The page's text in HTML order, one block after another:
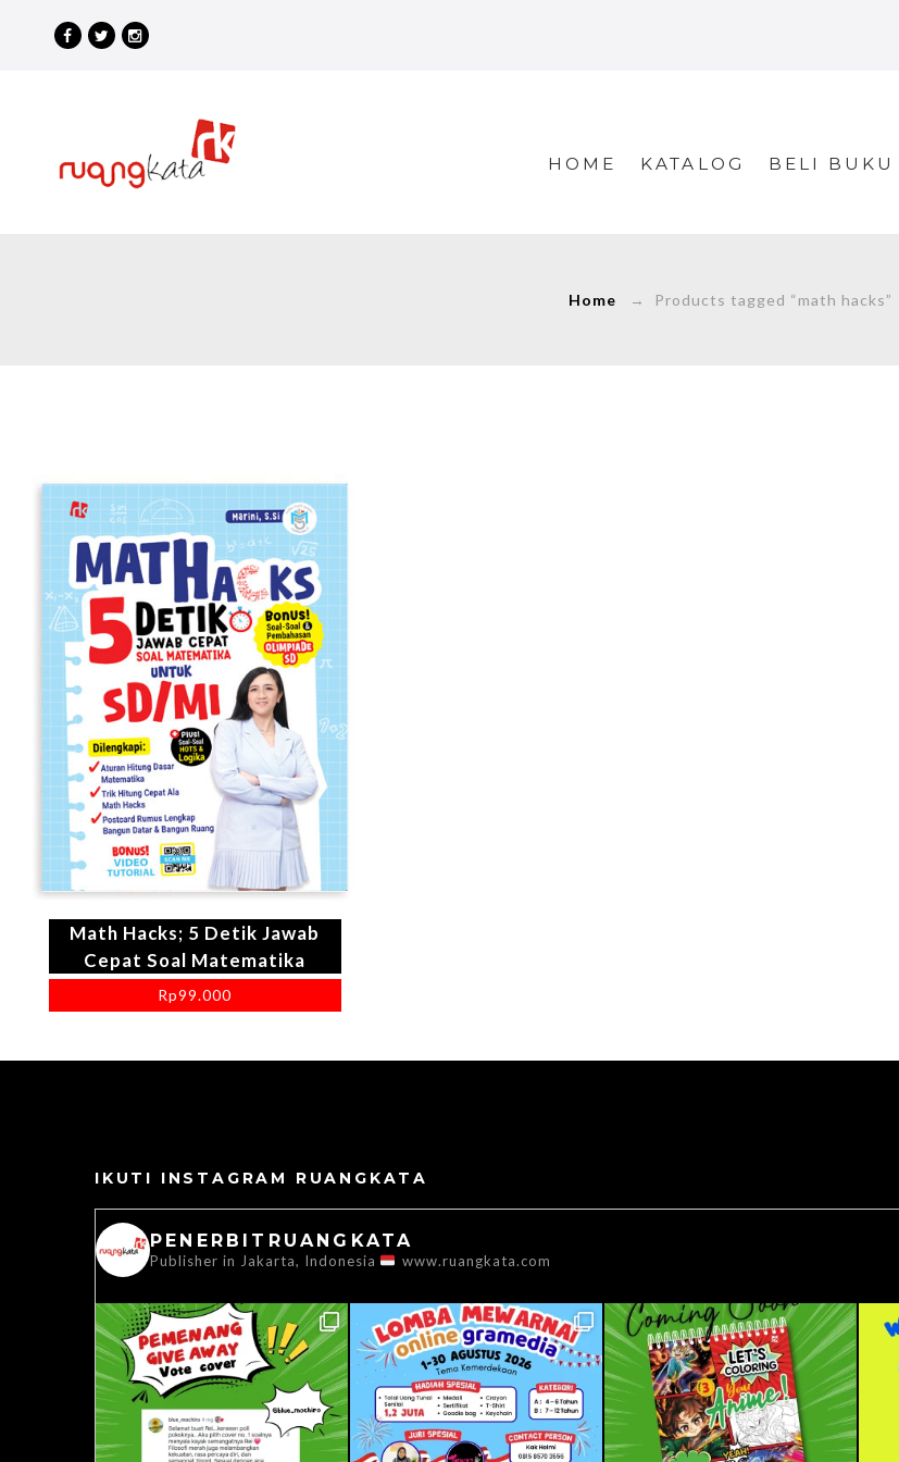
HOME KATALOG BELI BUKU
Home → Products tagged “math hacks”
Math Hacks; 5 Detik Jawab
Cepat Soal Matematika
Rp99.000
IKUTI INSTAGRAM RUANGKATA
PENERBITRUANGKATA
Publisher in Jakarta, Indonesia www.ruangkata.com